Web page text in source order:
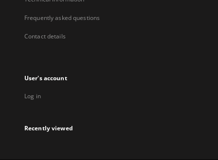
Frequently asked questions
Contact details
User's account
Log in
Recently viewed